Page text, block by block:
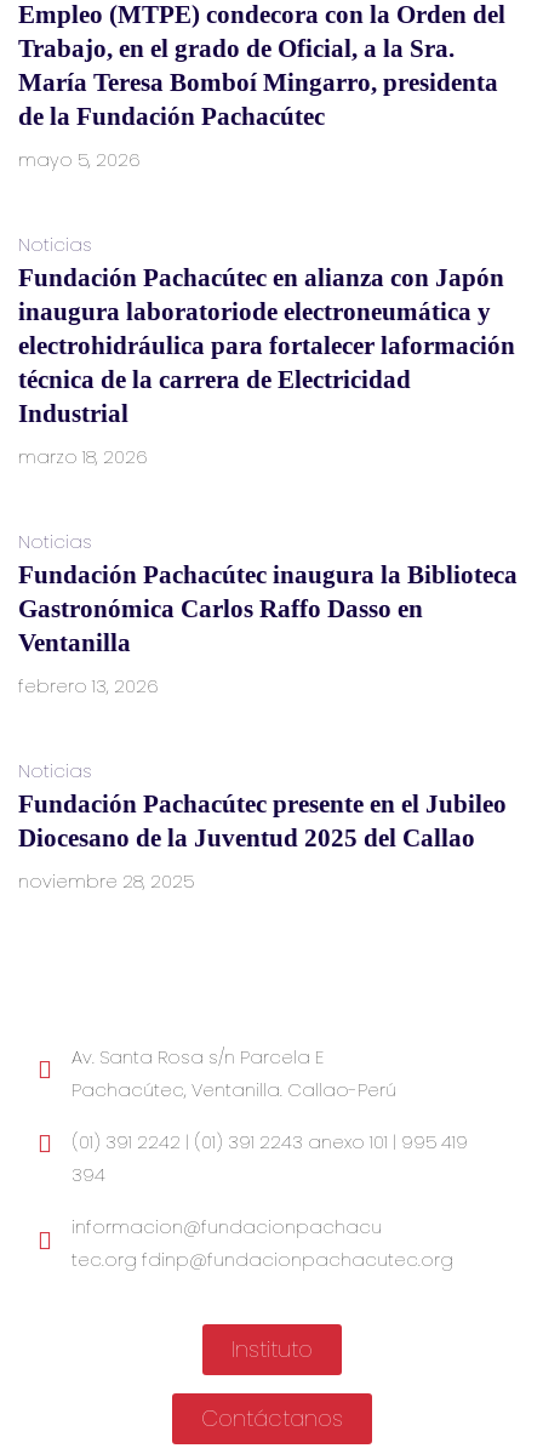
Empleo (MTPE) condecora con la Orden del
Trabajo, en el grado de Oficial, a la Sra.
María Teresa Bomboí Mingarro, presidenta
de la Fundación Pachacútec
mayo 5, 2026
Noticias
Fundación Pachacútec en alianza con Japón
inaugura laboratoriode electroneumática y
electrohidráulica para fortalecer laformación
técnica de la carrera de Electricidad
Industrial
marzo 18, 2026
Noticias
Fundación Pachacútec inaugura la Biblioteca
Gastronómica Carlos Raffo Dasso en
Ventanilla
febrero 13, 2026
Noticias
Fundación Pachacútec presente en el Jubileo
Diocesano de la Juventud 2025 del Callao
noviembre 28, 2025
Av. Santa Rosa s/n Parcela E
Pachacútec, Ventanilla. Callao-Perú
(01) 391 2242 | (01) 391 2243 anexo 101 | 995 419
394
informacion@fundacionpachacu
tec.org fdinp@fundacionpachacutec.org
Instituto
Contáctanos